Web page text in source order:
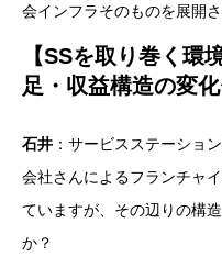
会インフラそのものを展開
【SSを取り巻く環
足・収益構造の変化
石井 ：サービスステーショ
会社さんによるフランチャ
ていますが、その辺りの構
か？